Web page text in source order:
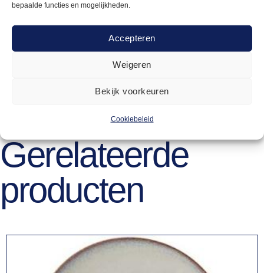
bepaalde functies en mogelijkheden.
Accepteren
Weigeren
Bekijk voorkeuren
Cookiebeleid
Gerelateerde
producten